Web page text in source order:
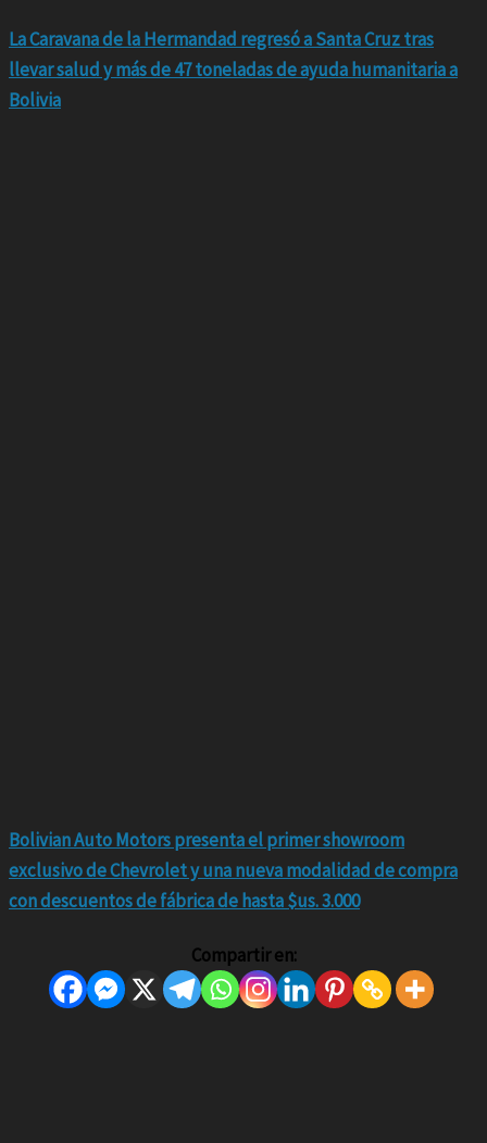
La Caravana de la Hermandad regresó a Santa Cruz tras
llevar salud y más de 47 toneladas de ayuda humanitaria a
Bolivia
Bolivian Auto Motors presenta el primer showroom
exclusivo de Chevrolet y una nueva modalidad de compra
con descuentos de fábrica de hasta $us. 3.000
Compartir en: